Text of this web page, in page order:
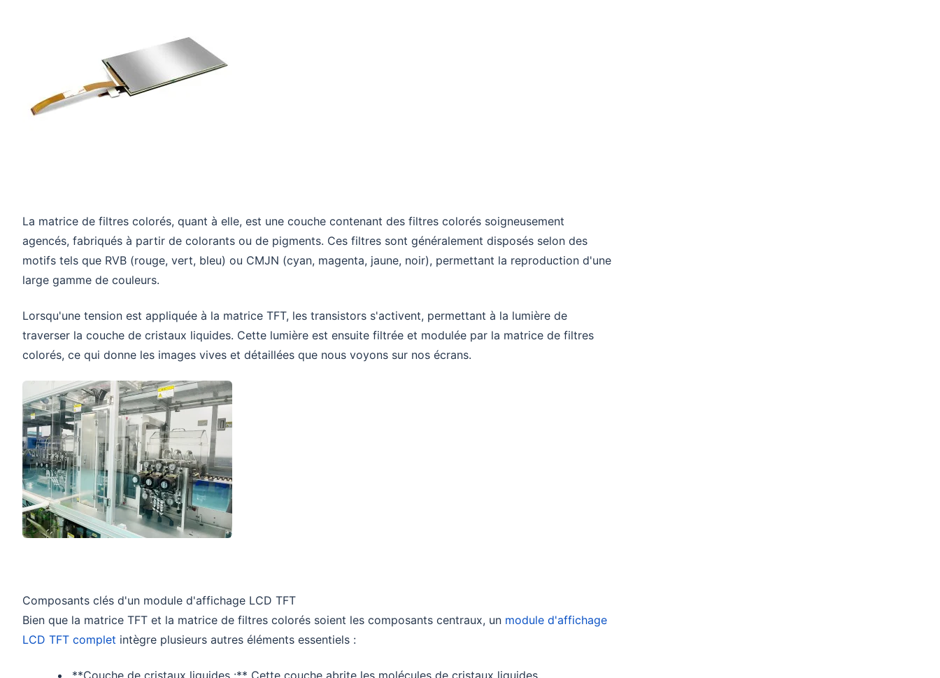
La matrice de filtres colorés, quant à elle, est une couche contenant des filtres colorés soigneusement
agencés, fabriqués à partir de colorants ou de pigments. Ces filtres sont généralement disposés selon des
motifs tels que RVB (rouge, vert, bleu) ou CMJN (cyan, magenta, jaune, noir), permettant la reproduction d'une
large gamme de couleurs.
Lorsqu'une tension est appliquée à la matrice TFT, les transistors s'activent, permettant à la lumière de
traverser la couche de cristaux liquides. Cette lumière est ensuite filtrée et modulée par la matrice de filtres
colorés, ce qui donne les images vives et détaillées que nous voyons sur nos écrans.
Composants clés d'un module d'affichage LCD TFT
Bien que la matrice TFT et la matrice de filtres colorés soient les composants centraux, un module d'affichage
LCD TFT complet intègre plusieurs autres éléments essentiels :
**Couche de cristaux liquides :** Cette couche abrite les molécules de cristaux liquides,